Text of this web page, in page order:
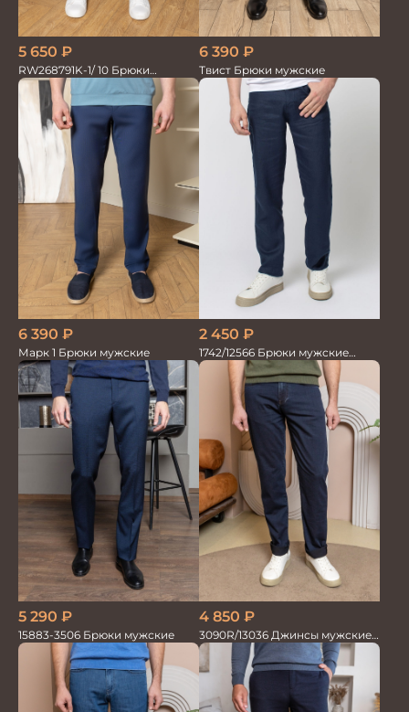
5 650 ₽
RW268791K-1/ 10 Брюки
мужские т.син. 100% Лён
6 390 ₽
Твист Брюки мужские
6 390 ₽
Марк 1 Брюки мужские
2 450 ₽
1742/12566 Брюки мужские
100%лён т.синие
5 290 ₽
15883-3506 Брюки мужские
4 850 ₽
3090R/13036 Джинсы мужские
т.синий